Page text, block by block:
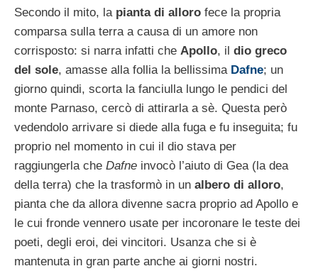
Secondo il mito, la pianta di alloro fece la propria
comparsa sulla terra a causa di un amore non
corrisposto: si narra infatti che Apollo, il dio greco
del sole, amasse alla follia la bellissima Dafne; un
giorno quindi, scorta la fanciulla lungo le pendici del
monte Parnaso, cercò di attirarla a sè. Questa però
vedendolo arrivare si diede alla fuga e fu inseguita; fu
proprio nel momento in cui il dio stava per
raggiungerla che Dafne invocò l’aiuto di Gea (la dea
della terra) che la trasformò in un albero di alloro,
pianta che da allora divenne sacra proprio ad Apollo e
le cui fronde vennero usate per incoronare le teste dei
poeti, degli eroi, dei vincitori. Usanza che si è
mantenuta in gran parte anche ai giorni nostri.